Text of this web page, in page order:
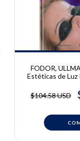
FODOR,
Estéticas de
$104.58 USD